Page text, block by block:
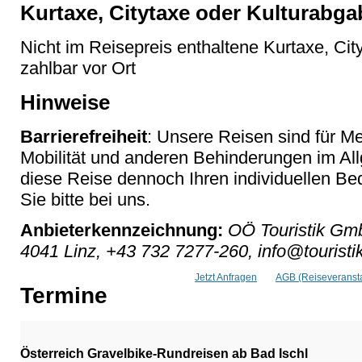
Kurtaxe, Citytaxe oder
Nicht im Reisepreis enthaltene Kurtaxe,
zahlbar vor Ort
Hinweise
Barrierefreiheit: Unsere Reisen sind für
Mobilität und anderen Behinderungen im
diese Reise dennoch Ihren individuellen
Sie bitte bei uns.
Anbieterkennzeichnung: OÖ Touristik
4041 Linz, +43 732 7277-260,
Jetzt Anfragen AGB
Termine
Österreich Gravelbike-Rundreisen ab Bad Ischl